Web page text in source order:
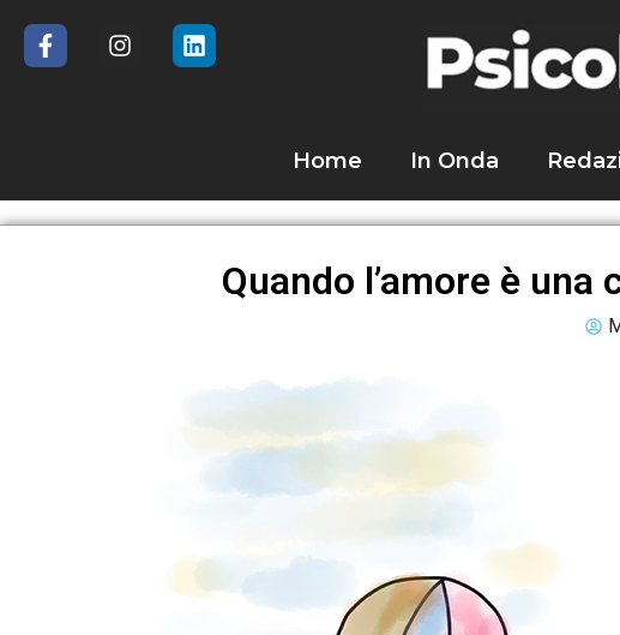
Home In Onda
Quando l’amore è